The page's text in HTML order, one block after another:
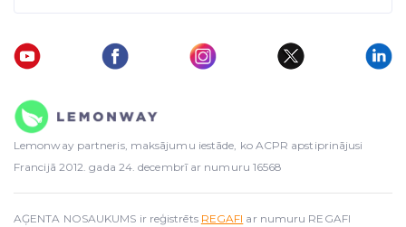
Lemonway partneris, maksājumu iestāde, ko ACPR apstiprinājusi
Francijā 2012. gada 24. decembrī ar numuru 16568
AĢENTA NOSAUKUMS ir reģistrēts REGAFI ar numuru REGAFI